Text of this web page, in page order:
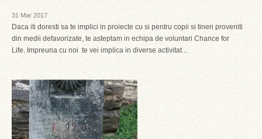
31 Mar 2017
Daca iti doresti sa te implici in proiecte cu si pentru copii si tineri proveniti
din medii defavorizate, te asteptam in echipa de voluntari Chance for
Life. Impreuna cu noi te vei implica in diverse activitat...